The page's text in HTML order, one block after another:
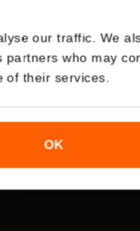
About
analyse our traffic.
partners who
use of their